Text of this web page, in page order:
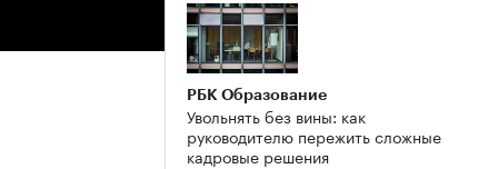
РБК Образование
Увольнять без вины: как
руководителю пережить сложные
кадровые решения